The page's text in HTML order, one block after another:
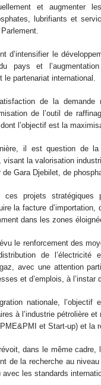
et augmenter
lubrifiants et
d’intensifier le
du pays et
le partenariat international.
de la demande
de l’outil de
l’objectif est la
il est question de
visant la valorisation
Gara Djebilet, de
ces projets stratégiques
la facture
dans les zones
le renforcement des
de
avec une attention
et d’emplois, à l’instar
nationale,
à l’industrie pétrolière
et Start-up) et la
dans le même
de la recherche au
les standards